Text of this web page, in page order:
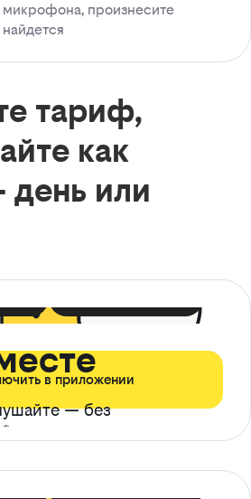
микрофона, произнесите
тариф,
как
день или
— без
в приложении